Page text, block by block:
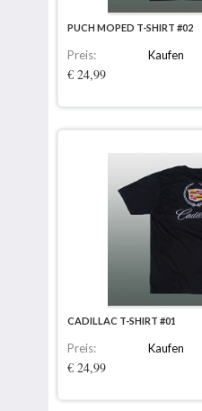
PUCH MOPED T-SHIRT #02
Preis:
€ 24,99
Kaufen
CADILLAC T-SHIRT #01
Preis:
€ 24,99
Kaufen